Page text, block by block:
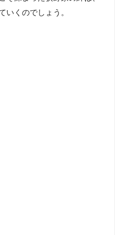
いくのでしょう。